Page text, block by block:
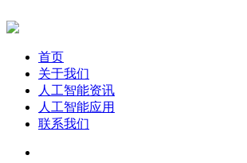
首页
关于我们
人工智能资讯
人工智能应用
联系我们